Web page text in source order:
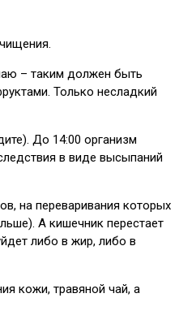
– таким должен быть
Только несладкий
До 14:00 организм
в виде высыпаний
на переваривания которых
А кишечник перестает
либо в жир, либо в
кожи, травяной чай, а